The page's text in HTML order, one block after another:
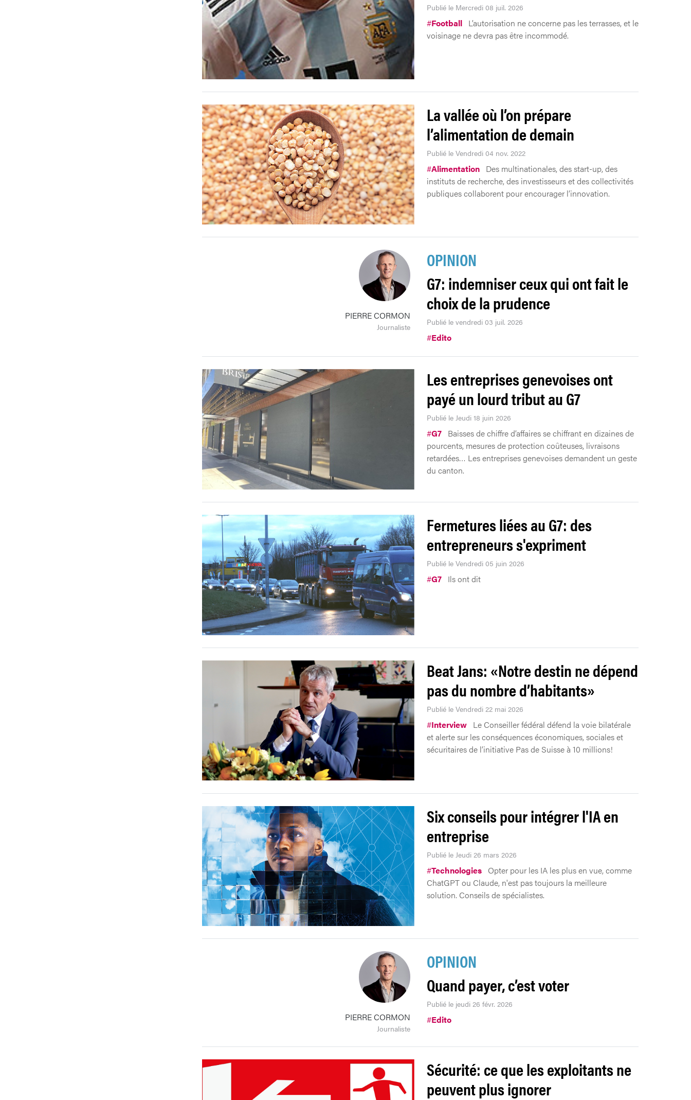
Publié le Mercredi 08 juil. 2026
#Football L’autorisation ne concerne pas les terrasses, et le
voisinage ne devra pas être incommodé.
La vallée où l’on prépare
l’alimentation de demain
Publié le Vendredi 04 nov. 2022
#Alimentation Des multinationales, des start-up, des
instituts de recherche, des investisseurs et des collectivités
publiques collaborent pour encourager l’innovation.
PIERRE CORMON
Journaliste
OPINION
G7: indemniser ceux qui ont fait le
choix de la prudence
Publié le vendredi 03 juil. 2026
#Edito
Les entreprises genevoises ont
payé un lourd tribut au G7
Publié le Jeudi 18 juin 2026
#G7 Baisses de chiffre d’affaires se chiffrant en dizaines de
pourcents, mesures de protection coûteuses, livraisons
retardées… Les entreprises genevoises demandent un geste
du canton.
Fermetures liées au G7: des
entrepreneurs s'expriment
Publié le Vendredi 05 juin 2026
#G7 Ils ont dit
Beat Jans: «Notre destin ne dépend
pas du nombre d’habitants»
Publié le Vendredi 22 mai 2026
#Interview Le Conseiller fédéral défend la voie bilatérale
et alerte sur les conséquences économiques, sociales et
sécuritaires de l’initiative Pas de Suisse à 10 millions!
Six conseils pour intégrer l'IA en
entreprise
Publié le Jeudi 26 mars 2026
#Technologies Opter pour les IA les plus en vue, comme
ChatGPT ou Claude, n'est pas toujours la meilleure
solution. Conseils de spécialistes.
PIERRE CORMON
Journaliste
OPINION
Quand payer, c’est voter
Publié le jeudi 26 févr. 2026
#Edito
Sécurité: ce que les exploitants ne
peuvent plus ignorer